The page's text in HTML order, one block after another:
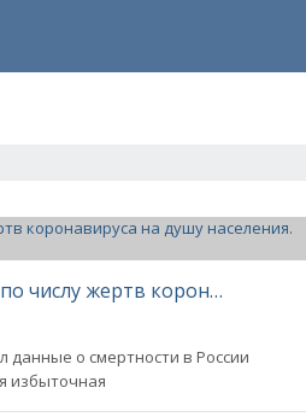
Теперь почти официально: Россия на первом месте по числу жертв коронавируса на душу населения. Это результат действий властей летом 2020 года
данные о смертности в России
избыточная